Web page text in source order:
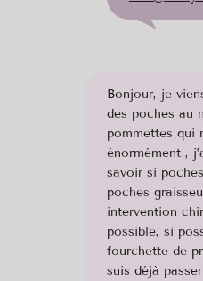
Bonjour, je
des poches au
pommettes qui
énormément ,
savoir si
poches
intervention
possible, si
fourchette de
suis déjà